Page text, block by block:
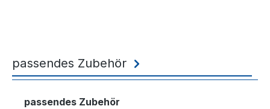
passendes Zubehör
Produktgalerie überspringen
passendes Zubehör